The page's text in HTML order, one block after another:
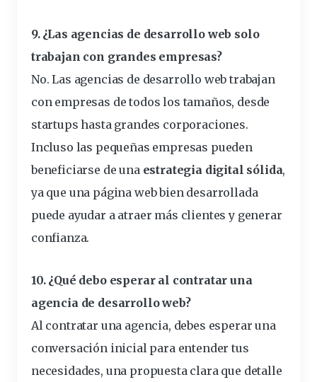
9. ¿Las agencias de desarrollo web solo
trabajan con grandes empresas?
No. Las agencias de desarrollo web trabajan
con empresas de todos los tamaños, desde
startups hasta grandes corporaciones.
Incluso las pequeñas empresas pueden
beneficiarse de una estrategia digital sólida,
ya que una página web bien desarrollada
puede ayudar a atraer más clientes y generar
confianza.
10. ¿Qué debo esperar al contratar una
agencia de desarrollo web?
Al contratar una agencia, debes esperar una
conversación inicial para entender tus
necesidades, una propuesta clara que detalle